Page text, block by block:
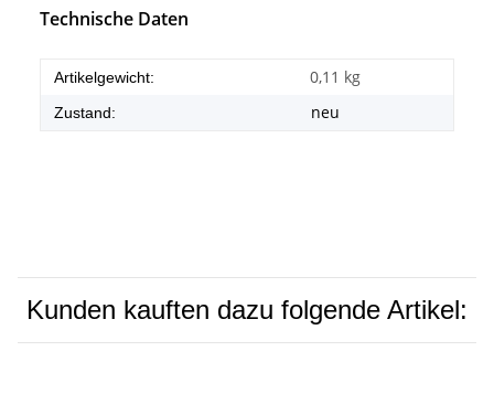
Technische Daten
Artikelgewicht: 0,11 kg
Zustand: neu
Kunden kauften dazu folgende Artikel: